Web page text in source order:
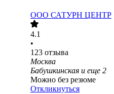
ООО САТУРН ЦЕНТР
4.1
•
123 отзыва
Москва
Бабушкинская и еще 2
Можно без резюме
Откликнуться